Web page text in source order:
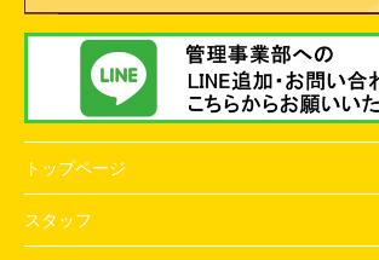
トップページ
スタッフ